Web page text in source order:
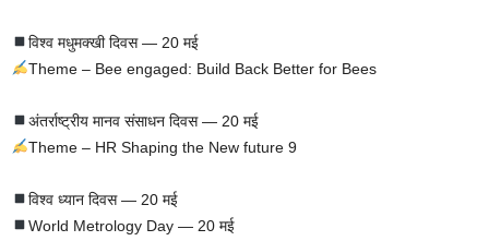
विश्व मधुमक्खी दिवस — 20 मई
Theme – Bee engaged: Build Back Better for Bees
अंतर्राष्ट्रीय मानव संसाधन दिवस — 20 मई
Theme – HR Shaping the New future 9
विश्व ध्यान दिवस — 20 मई
World Metrology Day — 20 मई